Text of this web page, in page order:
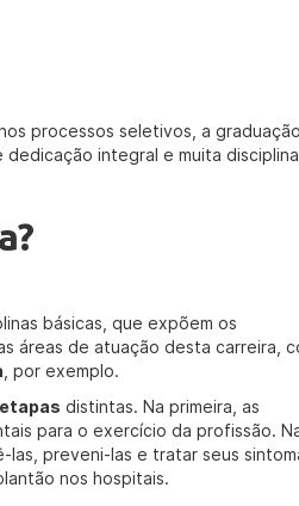
processos seletivos, a
integral e muita
básicas, que expõem os
áreas de atuação desta carreira,
, por exemplo.
distintas. Na primeira, as
para o exercício da profissão.
preveni-las e tratar seus
nos hospitais.